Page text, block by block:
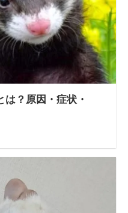
？原因・症状・